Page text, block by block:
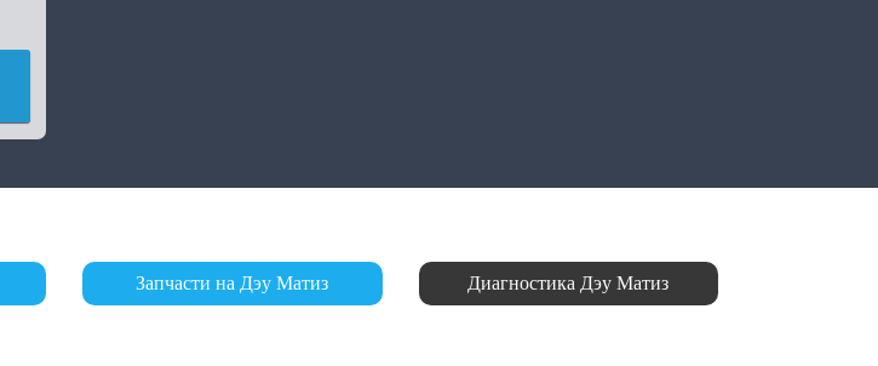
Запчасти на Дэу Матиз Диагностика Дэу Матиз